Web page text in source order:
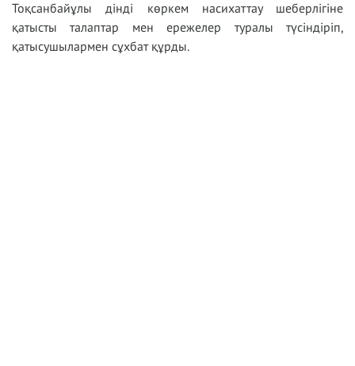
Тоқсанбайұлы дінді көркем насихаттау шеберлігіне
қатысты талаптар мен ережелер туралы түсіндіріп,
қатысушылармен сұхбат құрды.